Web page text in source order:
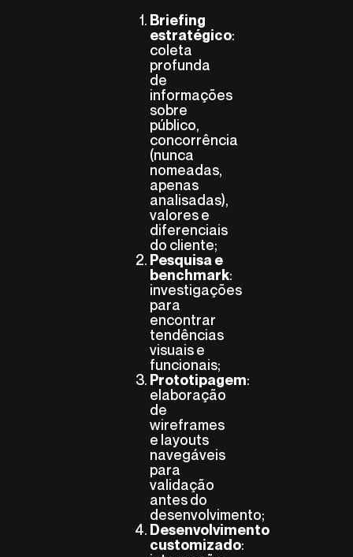
Briefing
estratégico:
coleta
profunda
de
informações
sobre
público,
concorrência
(nunca
nomeadas,
apenas
analisadas),
valores e
diferenciais
do cliente;
Pesquisa e
benchmark:
investigações
para
encontrar
tendências
visuais e
funcionais;
Prototipagem:
elaboração
de
wireframes
e layouts
navegáveis
para
validação
antes do
desenvolvimento;
Desenvolvimento
customizado: